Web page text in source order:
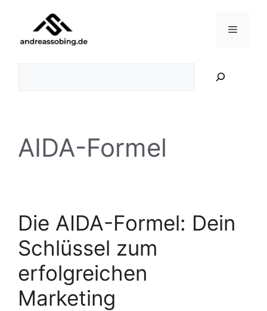
springen
Menü
AIDA-Formel
Die AIDA-Formel: Dein
Schlüssel zum
erfolgreichen
Marketing